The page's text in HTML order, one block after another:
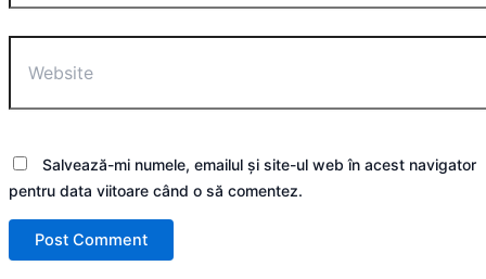
Salvează-mi numele, emailul și site-ul web în acest navigator
pentru data viitoare când o să comentez.